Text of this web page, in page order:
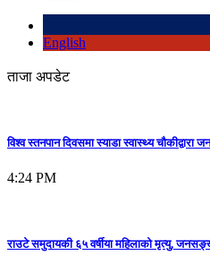
English
ताजा अपडेट
विश्व स्तनपान दिवसमा स्याडा स्वास्थ्य
4:24 PM
राउटे समुदायकी ६५ वर्षीया महिलाको मृत्यु,